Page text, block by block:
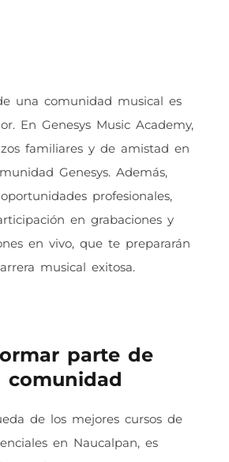
una comunidad musical es
En Genesys Music Academy,
familiares y de amistad en
Genesys. Además,
profesionales,
en grabaciones y
en vivo, que te prepararán
musical exitosa.
parte de
comunidad
de los mejores cursos de
en Naucalpan, es